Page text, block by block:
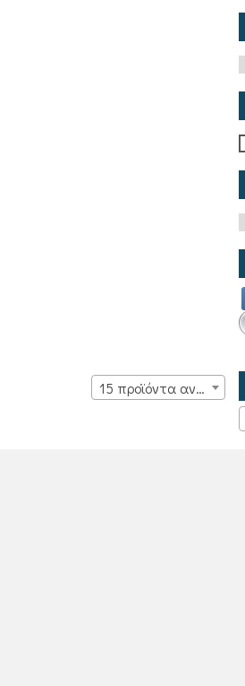
15 προϊόντα ανά σελίδα